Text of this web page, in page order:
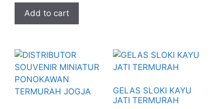
Rp 14.000.000.
is:
Rp 13.000.000.
Add to cart
GELAS SLOKI KAYU
JATI TERMURAH